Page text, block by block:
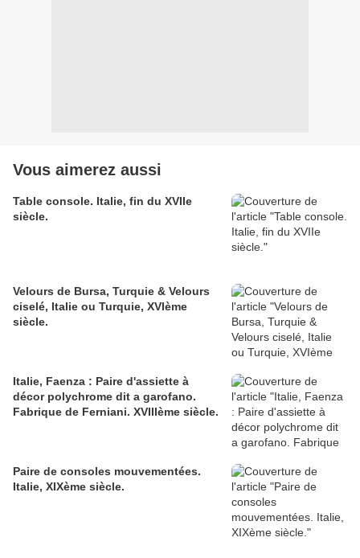
Vous aimerez aussi
Table console. Italie, fin du XVIIe
siècle.
Velours de Bursa, Turquie & Velours
ciselé, Italie ou Turquie, XVIème
siècle.
Italie, Faenza : Paire d'assiette à
décor polychrome dit a garofano.
Fabrique de Ferniani. XVIIIème siècle.
Paire de consoles mouvementées.
Italie, XIXème siècle.